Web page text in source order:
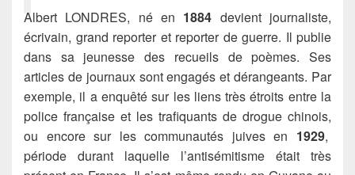
Albert LONDRES, né en 1884 devient journaliste,
écrivain, grand reporter et reporter de guerre. Il publie
dans sa jeunesse des recueils de poèmes. Ses
articles de journaux sont engagés et dérangeants. Par
exemple, il a enquêté sur les liens très étroits entre la
police française et les trafiquants de drogue chinois,
ou encore sur les communautés juives en 1929,
période durant laquelle l’antisémitisme était très